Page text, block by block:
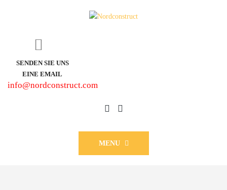
SENDEN SIE UNS
EINE EMAIL
info@nordconstruct.com
MENU